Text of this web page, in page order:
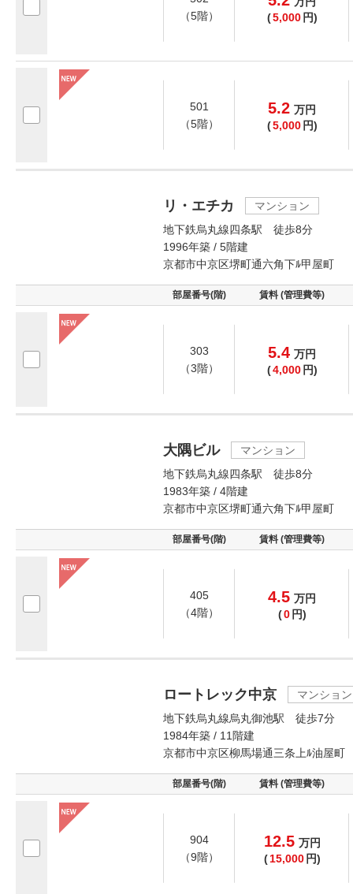
（5階）
(5,000 円)
501
（5階）
5.2 万円
(5,000 円)
リ・エチカ
マンション
地下鉄烏丸線四条駅 徒歩8分
1996年築 / 5階建
京都市中京区堺町通六角下ﾙ甲屋町
部屋番号(階) 賃料 (管理費等)
303
（3階）
5.4 万円
(4,000 円)
大隅ビル
マンション
地下鉄烏丸線四条駅 徒歩8分
1983年築 / 4階建
京都市中京区堺町通六角下ﾙ甲屋町
部屋番号(階) 賃料 (管理費等)
405
（4階）
4.5 万円
(0 円)
ロートレック中京
マンション
地下鉄烏丸線烏丸御池駅 徒歩7分
1984年築 / 11階建
京都市中京区柳馬場通三条上ﾙ油屋町
部屋番号(階) 賃料 (管理費等)
904
（9階）
12.5 万円
( 15,000 円)